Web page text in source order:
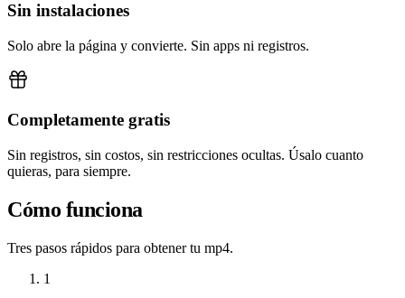
Sin instalaciones
Solo abre la página y convierte. Sin apps ni registros.
Completamente gratis
Sin registros, sin costos, sin restricciones ocultas. Úsalo cuanto
quieras, para siempre.
Cómo funciona
Tres pasos rápidos para obtener tu mp4.
1